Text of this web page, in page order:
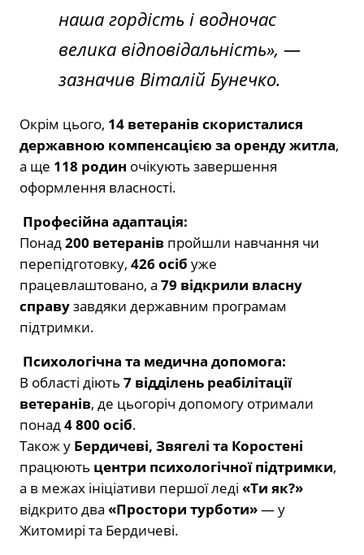
наша гордість і водночас
велика відповідальність», —
зазначив Віталій Бунечко.
Окрім цього, 14 ветеранів скористалися
державною компенсацією за оренду житла,
а ще 118 родин очікують завершення
оформлення власності.
Професійна адаптація:
Понад 200 ветеранів пройшли навчання чи
перепідготовку, 426 осіб уже
працевлаштовано, а 79 відкрили власну
справузавдяки державним програмам
підтримки.
Психологічна та медична допомога:
В області діють 7 відділень реабілітації
ветеранів, де цьогоріч допомогу отримали
понад 4 800 осіб.
Також у Бердичеві, Звягелі та Коростені
працюють центри психологічної підтримки,
а в межах ініціативи першої леді «Ти як?»
відкрито два «Простори турботи»— у
Житомирі та Бердичеві.